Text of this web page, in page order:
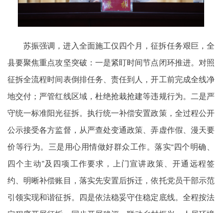
苏振强调，进入全面施工仅四个月，征拆任务艰巨，全
县要聚焦重点攻坚突破：一是紧盯时间节点闭环推进。对照
征拆全流程时间表倒排任务、责任到人，开工前完成全线净
地交付；严管红线区域，杜绝抢栽抢建等违规行为。二是严
守统一标准阳光征拆。执行统一补偿安置政策，全过程公开
公示接受各方监督，从严查处变通政策、弄虚作假、漫天要
价等行为。三是用心用情做好群众工作。落实“四个明确、
四个主动”及四项工作要求，上门宣讲政策、开通远程签
约、明晰补偿账目，落实先安置后拆迁，依托党员干部示范
引领实现和谐征拆。四是依法稳妥守住稳定底线。全程按法